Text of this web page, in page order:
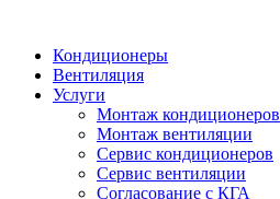
Кондиционеры
Вентиляция
Услуги
Монтаж кондиционеров
Монтаж вентиляции
Сервис кондиционеров
Сервис вентиляции
Согласование с КГА